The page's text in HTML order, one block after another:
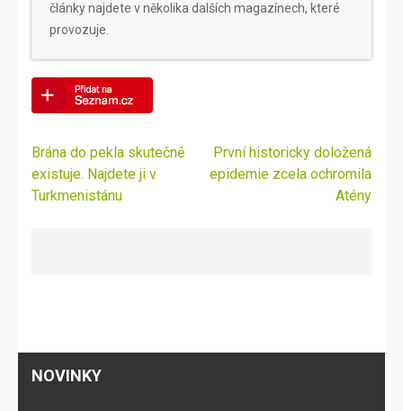
články najdete v několika dalších magazínech, které
provozuje.
Navigace
pro
příspěvek
Brána do pekla skutečně
existuje. Najdete ji v
Turkmenistánu
První historicky doložená
epidemie zcela ochromila
Atény
NOVINKY